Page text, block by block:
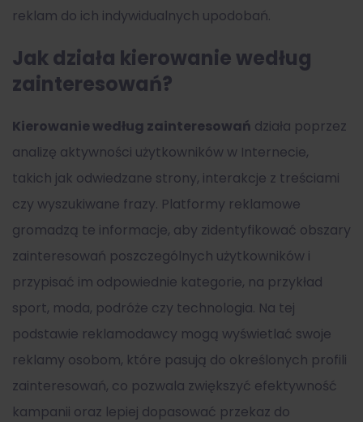
reklam do ich indywidualnych upodobań.
Jak działa kierowanie według
zainteresowań?
Kierowanie według zainteresowań działa poprzez
analizę aktywności użytkowników w Internecie,
takich jak odwiedzane strony, interakcje z treściami
czy wyszukiwane frazy. Platformy reklamowe
gromadzą te informacje, aby zidentyfikować obszary
zainteresowań poszczególnych użytkowników i
przypisać im odpowiednie kategorie, na przykład
sport, moda, podróże czy technologia. Na tej
podstawie reklamodawcy mogą wyświetlać swoje
reklamy osobom, które pasują do określonych profili
zainteresowań, co pozwala zwiększyć efektywność
kampanii oraz lepiej dopasować przekaz do